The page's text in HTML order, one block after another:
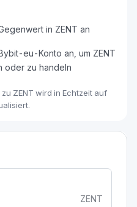
in ZENT an
eu-Konto an, um ZENT
oder zu handeln
ZENT wird in Echtzeit auf
ZENT